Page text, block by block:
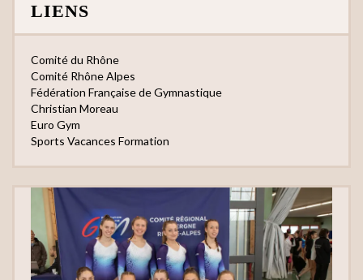
LIENS
Comité du Rhône
Comité Rhône Alpes
Fédération Française de Gymnastique
Christian Moreau
Euro Gym
Sports Vacances Formation